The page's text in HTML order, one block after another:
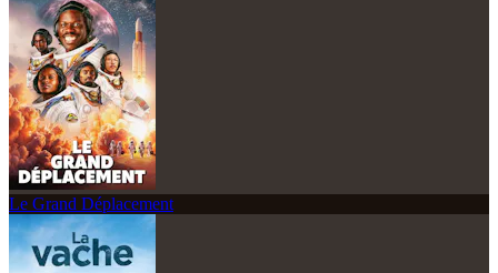
Le Grand Déplacement